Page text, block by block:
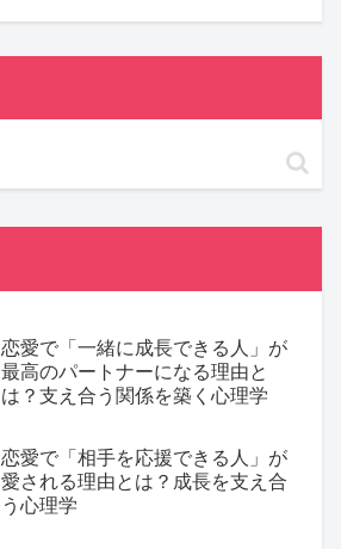
恋愛で「一緒に成長できる人」が
最高のパートナーになる理由と
は？支え合う関係を築く心理学
恋愛で「相手を応援できる人」が
愛される理由とは？成長を支え合
う心理学